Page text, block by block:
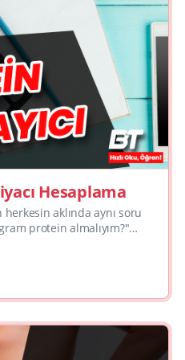
Hesaplama
aklında aynı soru
protein almalıyım?"
değil.Günlük protein